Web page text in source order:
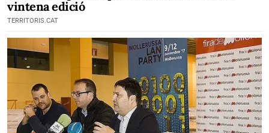
vintena edició
TERRITORIS.CAT